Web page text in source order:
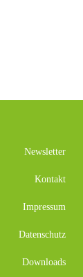
Newsletter
Kontakt
Impressum
Datenschutz
Downloads